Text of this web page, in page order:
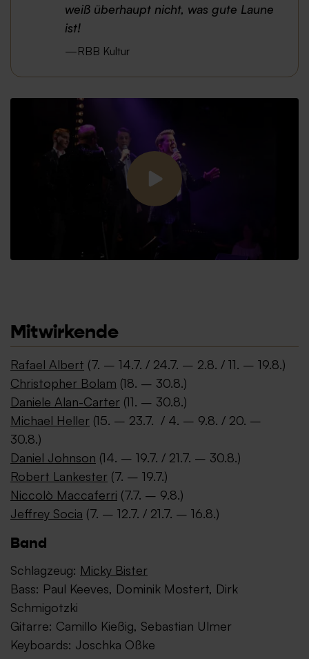
weiß überhaupt nicht, was gute Laune
ist!
RBB Kultur
Mitwirkende
Rafael Albert (7. – 14.7. / 24.7. – 2.8. / 11. – 19.8.)
Christopher Bolam (18. – 30.8.)
Daniele Alan-Carter (11. – 30.8.)
Michael Heller (15. – 23.7. / 4. – 9.8. / 20. –
30.8.)
Daniel Johnson (14. – 19.7. / 21.7. – 30.8.)
Robert Lankester (7. – 19.7.)
Niccolò Maccaferri (7.7. – 9.8.)
Jeffrey Socia (7. – 12.7. / 21.7. – 16.8.)
Band
Schlagzeug: Micky Bister
Bass: Paul Keeves, Dominik Mostert, Dirk
Schmigotzki
Gitarre: Camillo Kießig, Sebastian Ulmer
Keyboards: Joschka Oßke